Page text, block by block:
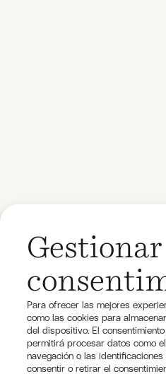
Gestionar
Para ofrecer las mejores
como las cookies para
del dispositivo. El
permitirá procesar datos como
navegación o las
consentir o retirar el